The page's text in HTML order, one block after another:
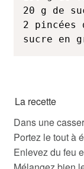
20 g de
2 pincées
sucre en
La recette
Dans une
Portez le tout à
Enlevez du feu